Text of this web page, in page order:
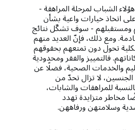
الشباب لمرحلة المراهقة -
اتخاذ خيارات واعية بشأن
ومستقبلهم - سوف تشكّل نتائج
ومع ذلك، فإنّ العديد منهم
تحول دون تمتعهم بحقوقهم
فالتمييز والفقر ومحدودية
والخدمات الصحية، فضلًا عن
لا تزال تحدّ من
للمراهقات والشابات،
مخاطر متزايدة تهدد
وسلامتهن ورفاههن.